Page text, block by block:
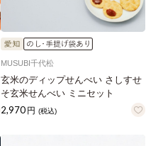
MUSUBI千代松
玄米のディップせんべい さしすせ
そ玄米せんべい ミニセット
2,970 円 (税込)